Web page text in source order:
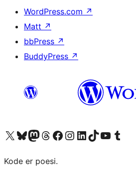
WordPress.com ↗
Matt ↗
bbPress ↗
BuddyPress ↗
Besøg vores X (tidligere Twitter) konto
Besøg vores Bluesky-konto
Besøg vores Mastodon konto
Besøg vores Threads-konto
Besøg vores Facebook sideBesøg vores Instagram konto
Besøg vores LinkedIn konto
Besøg vores TikTok-konto
Besøg vores YouTube-kanalBesøg vores Tumblr-konto
Kode er poesi.